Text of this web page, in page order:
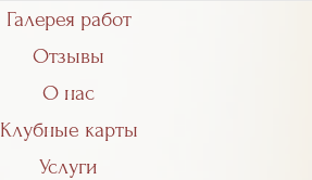
Галерея работ
Отзывы
О нас
Клубные карты
Услуги